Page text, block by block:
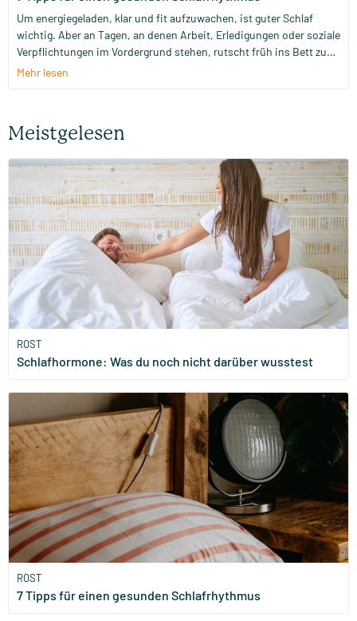
Um energiegeladen, klar und fit aufzuwachen, ist guter Schlaf
wichtig. Aber an Tagen, an denen Arbeit, Erledigungen oder soziale
Verpflichtungen im Vordergrund stehen, rutscht früh ins Bett zu
gehen auf unserer Prioritätenliste schnell nach unten. Trotzdem
Mehr lesen
Meistgelesen
ROST
Schlafhormone: Was du noch nicht darüber wusstest
ROST
7 Tipps für einen gesunden Schlafrhythmus